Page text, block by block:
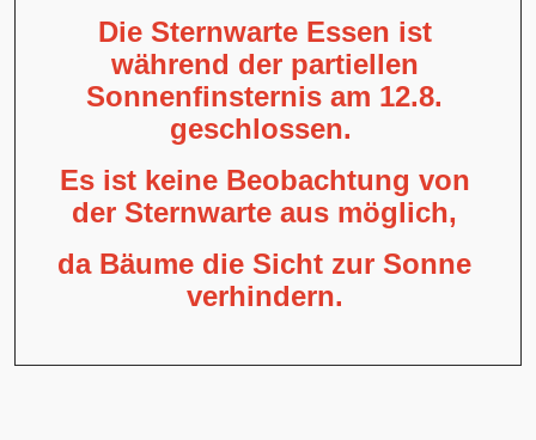
Die Sternwarte Essen ist
während der partiellen
Sonnenfinsternis am 12.8.
geschlossen.
Es ist keine Beobachtung von
der Sternwarte aus möglich,
da Bäume die Sicht zur Sonne
verhindern.